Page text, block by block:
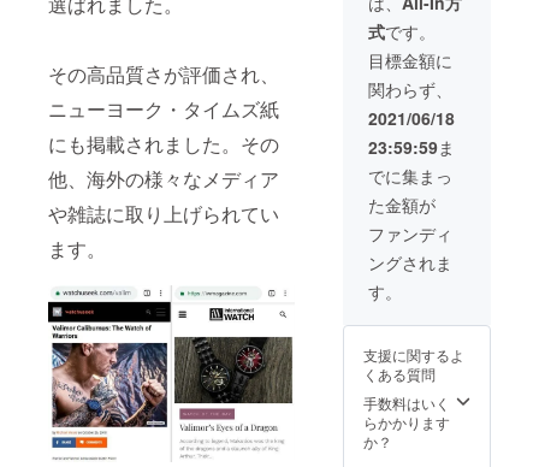
その高品質さが評価され、
ニューヨーク・タイムズ紙
にも掲載されました。その
他、海外の様々なメディア
や雑誌に取り上げられてい
ます。
お選び
頂けま
す。
式です。
目標金額に
関わらず、
2021/06/18
23:59:59ま
でに集まっ
た金額が
ファンディ
ングされま
す。
支援に関するよ
くある質問
手数料はいく
らかかります
か？